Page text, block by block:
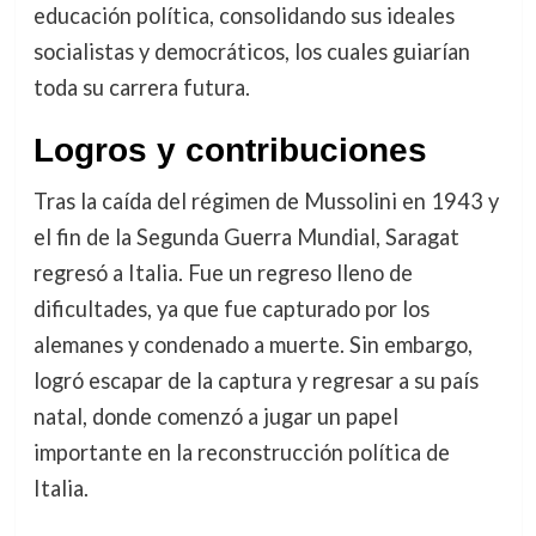
educación política, consolidando sus ideales
socialistas y democráticos, los cuales guiarían
toda su carrera futura.
Logros y contribuciones
Tras la caída del régimen de Mussolini en 1943 y
el fin de la Segunda Guerra Mundial, Saragat
regresó a Italia. Fue un regreso lleno de
dificultades, ya que fue capturado por los
alemanes y condenado a muerte. Sin embargo,
logró escapar de la captura y regresar a su país
natal, donde comenzó a jugar un papel
importante en la reconstrucción política de
Italia.